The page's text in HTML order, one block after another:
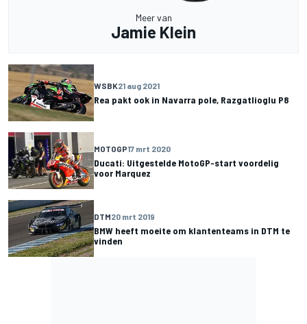
Meer van
Jamie Klein
WSBK21 aug 2021
Rea pakt ook in Navarra pole, Razgatlioglu P8
MOTOGP17 mrt 2020
Ducati: Uitgestelde MotoGP-start voordelig
voor Marquez
DTM20 mrt 2019
BMW heeft moeite om klantenteams in DTM te
vinden